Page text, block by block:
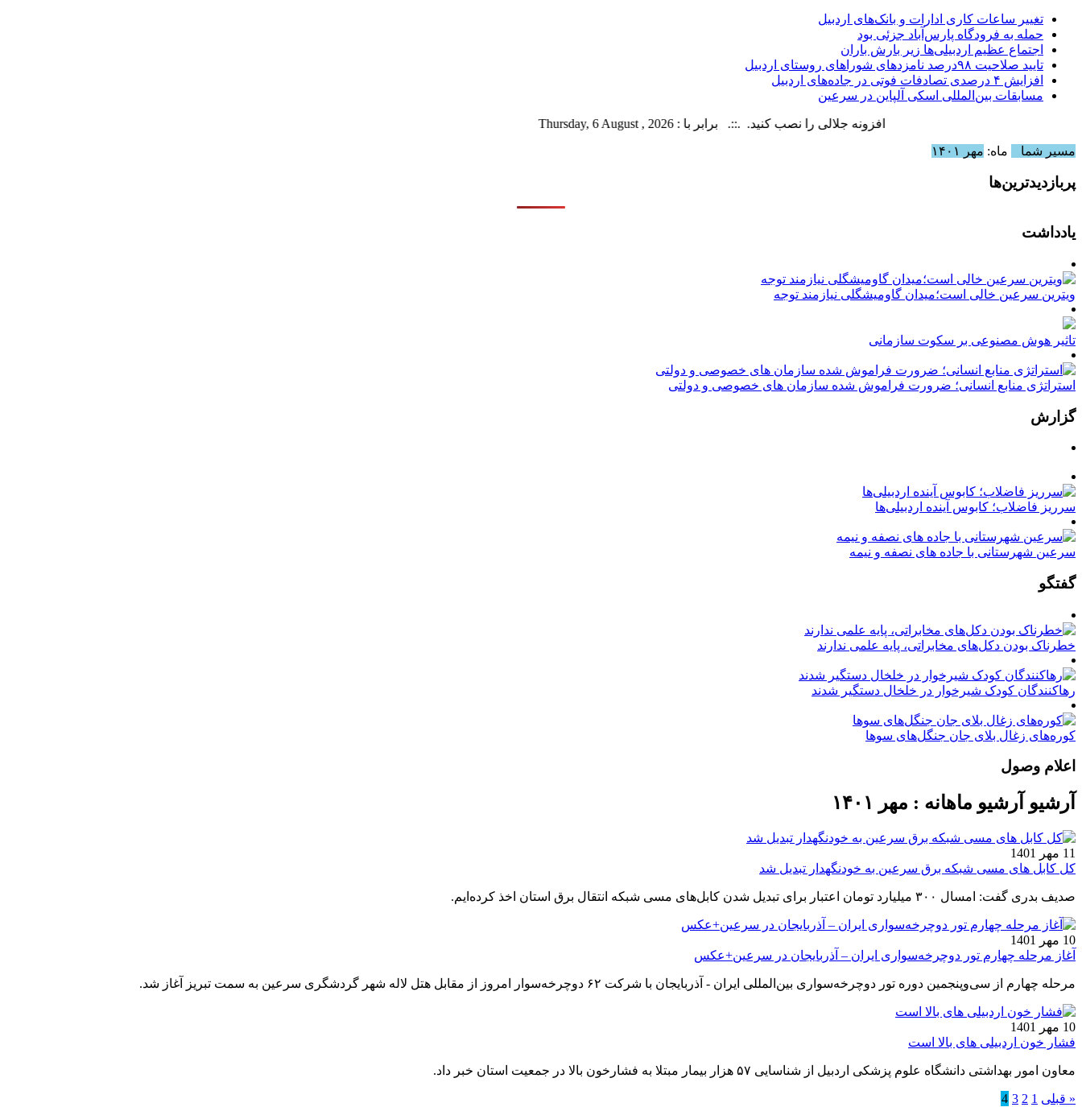
تغییر ساعات کاری ادارات و بانک‌های اردبیل
حمله به فرودگاه پارس‌‌آباد جزئی بود
اجتماع عظیم اردبیلی‌ها زیر بارش باران
تایید صلاحیت ۹۸درصد نامزدهای شوراهای روستای اردبیل
افزایش ۴ درصدی تصادفات فوتی در جاده‌های اردبیل
مسابقات بین‌المللی اسکی آلپاین در سرعین
افزونه جلالی را نصب کنید. .::. برابر با : Thursday, 6 August , 2026
مسیر شما
ماه: مهر ۱۴۰۱
پربازدیدترین‌ها
یادداشت
ویترین سرعین خالی است؛میدان گاومیشگلی نیازمند توجه
تاثیر هوش مصنوعی بر سکوت سازمانی
استراتژی منابع انسانی؛ ضرورت فراموش شده سازمان های خصوصی و دولتی
گزارش
سرریز فاضلاب؛ کابوس آینده اردبیلی‌ها
سرعین شهرستانی با جاده های نصفه و نیمه
گفتگو
خطرناک بودن دکل‌های مخابراتی، پایه علمی ندارند
رهاکنندگان کودک شیرخوار در خلخال دستگیر شدند
کوره‌های زغال بلای جان جنگل‌های سوها
اعلام وصول
آرشیو آرشیو ماهانه : مهر ۱۴۰۱
11 مهر 1401
کل کابل های مسی شبکه برق سرعین به خودنگهدار تبدیل شد
صدیف بدری گفت: امسال ۳۰۰ میلیارد تومان اعتبار برای تبدیل شدن کابل‌های مسی شبکه انتقال برق استان اخذ کرده‌ایم.
10 مهر 1401
آغاز مرحله چهارم تور دوچرخه‌سواری ایران – آذربایجان در سرعین+عکس
مرحله چهارم از سی‌‌وپنجمین دوره تور دوچرخه‌سواری بین‌المللی ایران - آذربایجان با شرکت ۶۲ دوچرخه‌سوار امروز از مقابل هتل لاله شهر گردشگری سرعین به سمت تبریز آغاز شد.
10 مهر 1401
فشار خون اردبیلی های بالا است
معاون امور بهداشتی دانشگاه علوم پزشکی اردبیل از شناسایی ۵۷ هزار بیمار مبتلا به فشارخون بالا در جمعیت استان خبر داد.
« قبلی 1
2
3
4